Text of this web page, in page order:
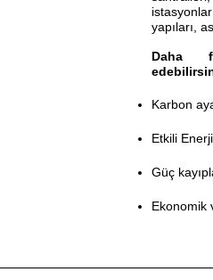
yapıları,
Daha
Karbon
Etkili
Güç
Ekonomik